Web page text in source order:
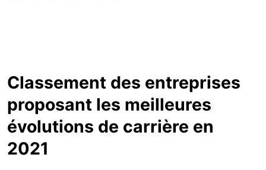
Classement des entreprises
proposant les meilleures
évolutions de carrière en
2021